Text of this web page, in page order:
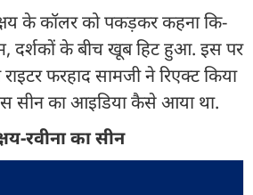
के कॉलर को पकड़कर कहना कि-
दर्शकों के बीच खूब हिट हुआ. इस पर
फरहाद सामजी ने रिएक्ट किया
सीन का आइडिया कैसे आया था.
रवीना का सीन